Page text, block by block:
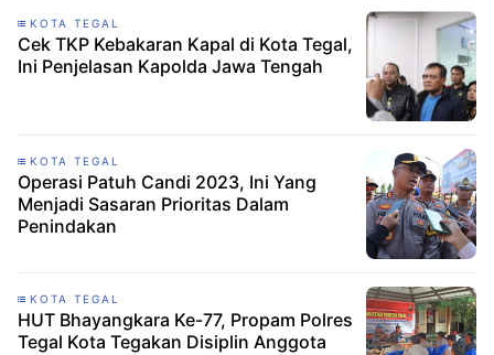
KOTA TEGAL
Cek TKP Kebakaran Kapal di Kota Tegal,
Ini Penjelasan Kapolda Jawa Tengah
KOTA TEGAL
Operasi Patuh Candi 2023, Ini Yang
Menjadi Sasaran Prioritas Dalam
Penindakan
KOTA TEGAL
HUT Bhayangkara Ke-77, Propam Polres
Tegal Kota Tegakan Disiplin Anggota